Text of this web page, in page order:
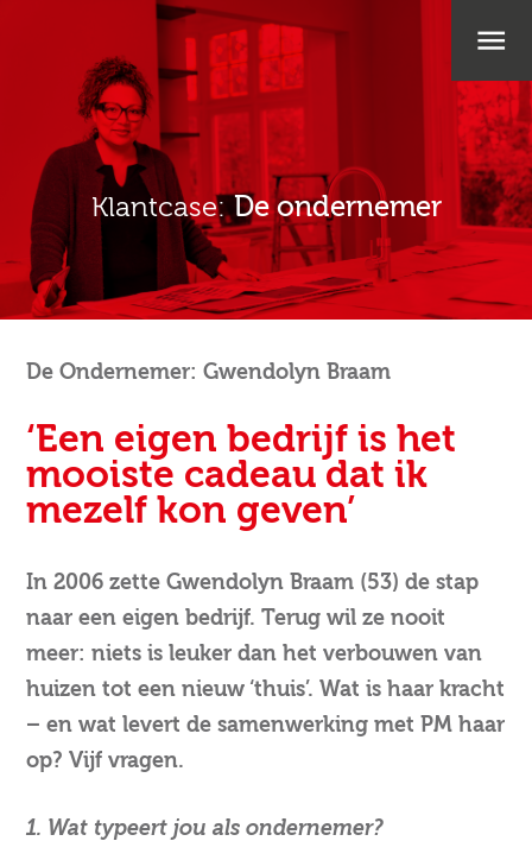
Klantcase:De ondernemer
De Ondernemer: Gwendolyn Braam
‘Een eigen bedrijf is het
mooiste cadeau dat ik
mezelf kon geven’
In 2006 zette Gwendolyn Braam (53) de stap
naar een eigen bedrijf. Terug wil ze nooit
meer: niets is leuker dan het verbouwen van
huizen tot een nieuw ‘thuis’. Wat is haar kracht
– en wat levert de samenwerking met PM haar
op? Vijf vragen.
1. Wat typeert jou als ondernemer?